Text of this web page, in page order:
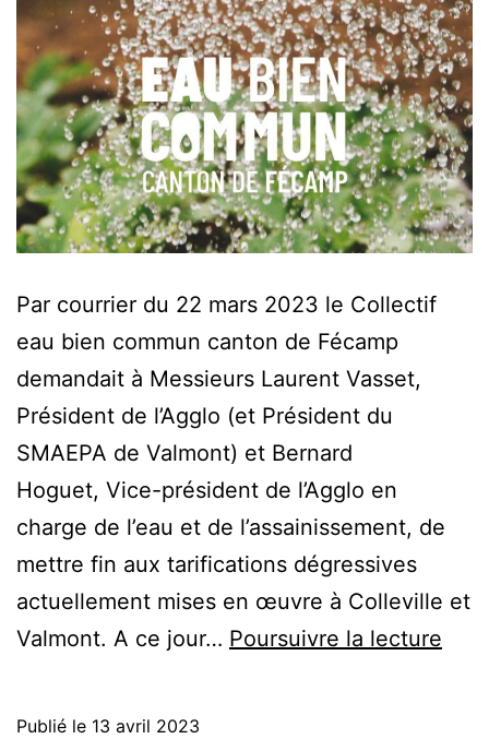
Par courrier du 22 mars 2023 le Collectif
eau bien commun canton de Fécamp
demandait à Messieurs Laurent Vasset,
Président de l’Agglo (et Président du
SMAEPA de Valmont) et Bernard
Hoguet, Vice-président de l’Agglo en
charge de l’eau et de l’assainissement, de
mettre fin aux tarifications dégressives
actuellement mises en œuvre à Colleville et
Valmont. A ce jour… Poursuivre la lecture
Publié le 13 avril 2023